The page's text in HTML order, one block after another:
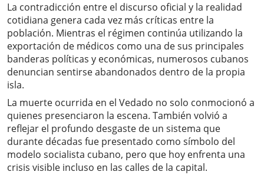
La contradicción entre el discurso oficial y la realidad
cotidiana genera cada vez más críticas entre la
población. Mientras el régimen continúa utilizando la
exportación de médicos como una de sus principales
banderas políticas y económicas, numerosos cubanos
denuncian sentirse abandonados dentro de la propia
isla.
La muerte ocurrida en el Vedado no solo conmocionó a
quienes presenciaron la escena. También volvió a
reflejar el profundo desgaste de un sistema que
durante décadas fue presentado como símbolo del
modelo socialista cubano, pero que hoy enfrenta una
crisis visible incluso en las calles de la capital.